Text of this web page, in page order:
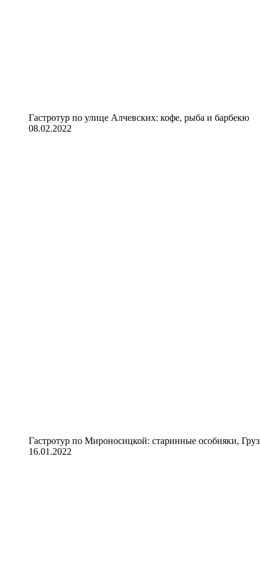
Гастротур по улице Алчевских: кофе, рыба и барбекю
08.02.2022
Гастротур по Мироносицкой: старинные особняки,
16.01.2022